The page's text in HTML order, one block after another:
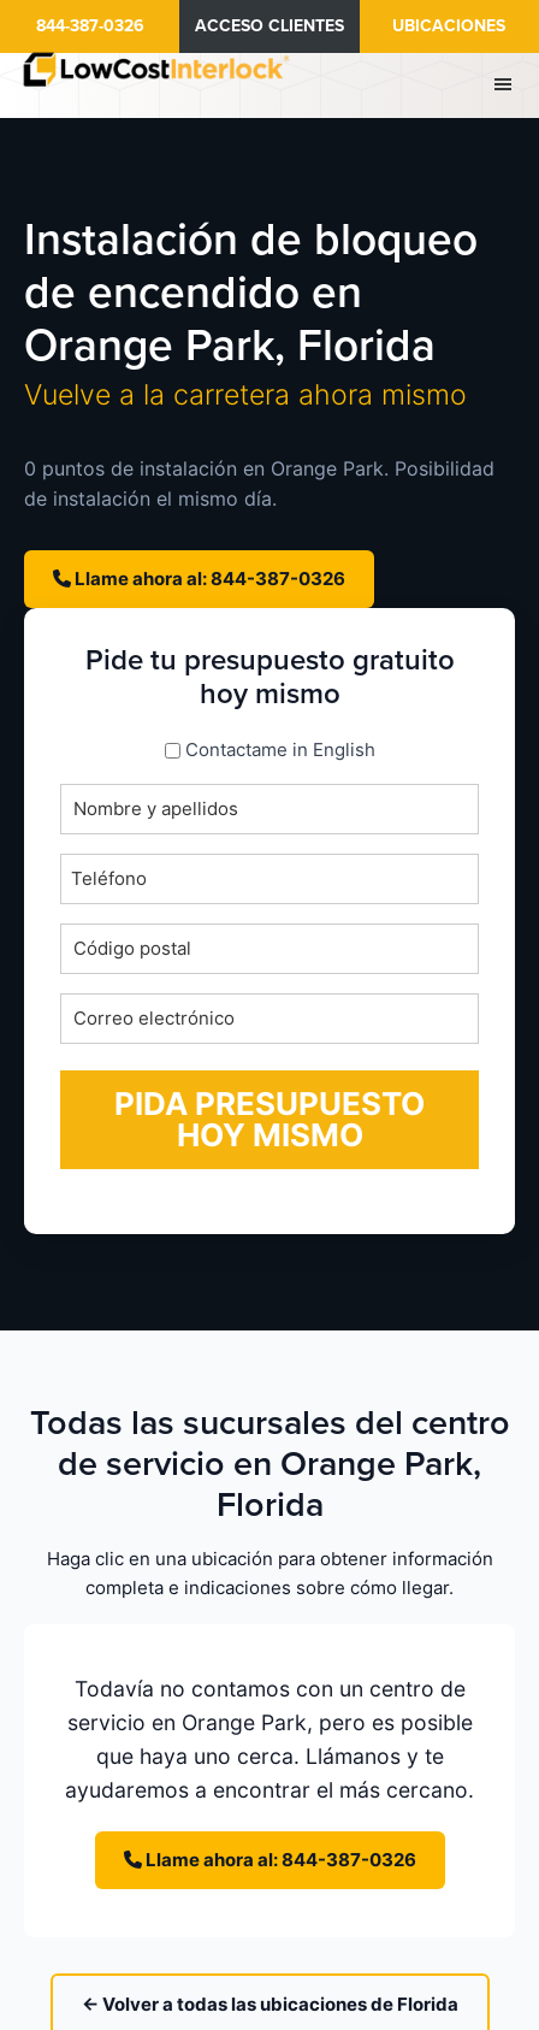
contenido
844-387-0326 ACCESO CLIENTES UBICACIONES
Instalación de bloqueo
de encendido en
Orange Park, Florida
Vuelve a la carretera ahora mismo
0 puntos de instalación en Orange Park. Posibilidad
de instalación el mismo día.
Llame ahora al: 844-387-0326
Pide tu presupuesto gratuito
hoy mismo
espanol_espanolContactame in English
Nombre
completo
*Teléfono
Código
postal
*Correo
electrónico
*
Todas las sucursales del centro
de servicio en Orange Park,
Florida
Haga clic en una ubicación para obtener información
completa e indicaciones sobre cómo llegar.
Todavía no contamos con un centro de
servicio en Orange Park, pero es posible
que haya uno cerca. Llámanos y te
ayudaremos a encontrar el más cercano.
Llame ahora al: 844-387-0326
← Volver a todas las ubicaciones de Florida